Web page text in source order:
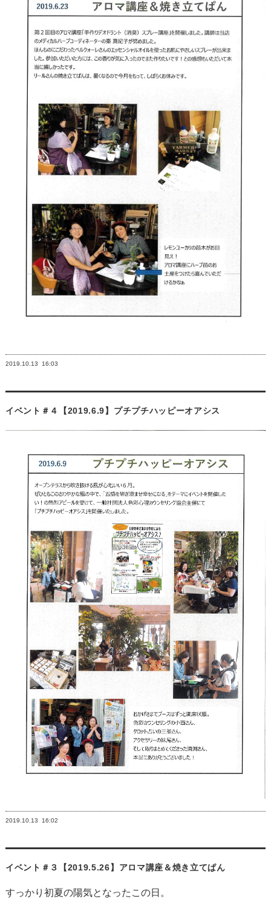
2019.10.13 16:03
イベント＃４【2019.6.9】プチプチハッピーオアシス
2019.10.13 16:02
イベント＃３【2019.5.26】アロマ講座＆焼き立てぱん
すっかり初夏の陽気となったこの日。